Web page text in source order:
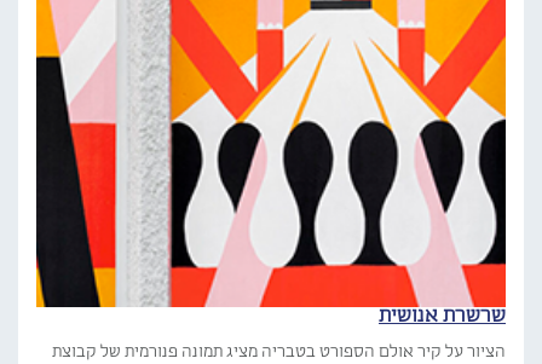
שרשרת אנושית
הציור על קיר אולם הספורט בטבריה מציג תמונה פנורמית של קבוצת